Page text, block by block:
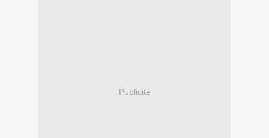
Publicité